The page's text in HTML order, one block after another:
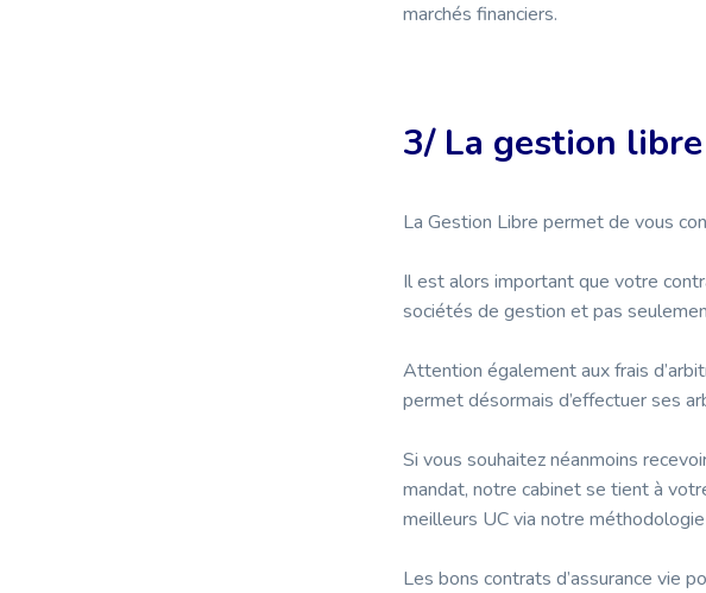
marchés financiers.
3/ La gestion libre
La Gestion Libre permet de vous
Il est alors important que votre
sociétés de gestion et pas
Attention également aux frais
permet désormais d’effectuer ses
Si vous souhaitez néanmoins
mandat, notre cabinet se tient à
meilleurs UC via notre
Les bons contrats d’assurance vie